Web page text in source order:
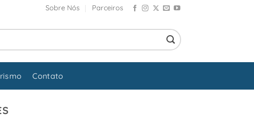
Sobre Nós Parceiros
Contato